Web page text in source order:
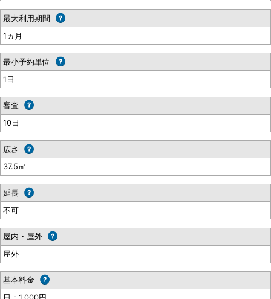
最大利用期間
1ヵ月
最小予約単位
1日
審査
10日
広さ
37.5㎡
延長
不可
屋内・屋外
屋外
基本料金